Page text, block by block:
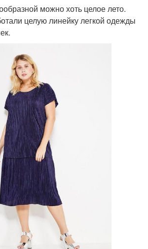
можно хоть целое лето.
целую линейку легкой одежды